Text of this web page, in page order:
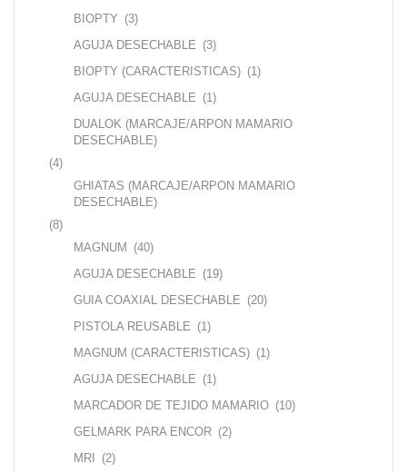
BIOPTY (3)
AGUJA DESECHABLE (3)
BIOPTY (CARACTERISTICAS) (1)
AGUJA DESECHABLE (1)
DUALOK (MARCAJE/ARPON MAMARIO
DESECHABLE)
(4)
GHIATAS (MARCAJE/ARPON MAMARIO
DESECHABLE)
(8)
MAGNUM (40)
AGUJA DESECHABLE (19)
GUIA COAXIAL DESECHABLE (20)
PISTOLA REUSABLE (1)
MAGNUM (CARACTERISTICAS) (1)
AGUJA DESECHABLE (1)
MARCADOR DE TEJIDO MAMARIO (10)
GELMARK PARA ENCOR (2)
MRI (2)